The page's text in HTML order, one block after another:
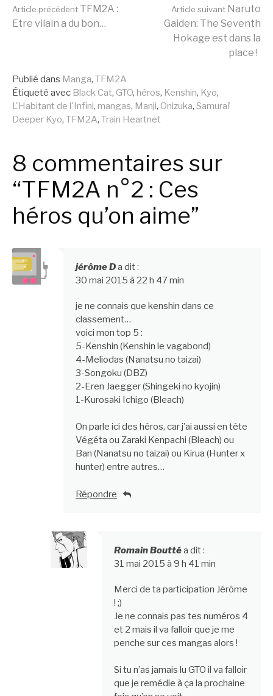
Lire
suite
Article précédent TFM2A :
Etre vilain a du bon…
Article suivant Naruto
Gaiden: The Seventh
Hokage est dans la
place !
Publié dans Manga, TFM2A
Étiqueté avec Black Cat, GTO, héros, Kenshin, Kyo,
L'Habitant de l'Infini, mangas, Manji, Onizuka, Samuraï
Deeper Kyo, TFM2A, Train Heartnet
8 commentaires sur
“TFM2A n°2 : Ces
héros qu’on aime”
jérôme Da dit :
30 mai 2015 à 22 h 47 min
je ne connais que kenshin dans ce
classement…
voici mon top 5 :
5-Kenshin (Kenshin le vagabond)
4-Meliodas (Nanatsu no taizai)
3-Songoku (DBZ)
2-Eren Jaegger (Shingeki no kyojin)
1-Kurosaki Ichigo (Bleach)
On parle ici des héros, car j’ai aussi en tête
Végéta ou Zaraki Kenpachi (Bleach) ou
Ban (Nanatsu no taizai) ou Kirua (Hunter x
hunter) entre autres…
Répondre
Romain Bouttéa dit :
31 mai 2015 à 9 h 41 min
Merci de ta participation Jérôme
! ;)
Je ne connais pas tes numéros 4
et 2 mais il va falloir que je me
penche sur ces mangas alors !
Si tu n’as jamais lu GTO il va falloir
que je remédie à ça la prochaine